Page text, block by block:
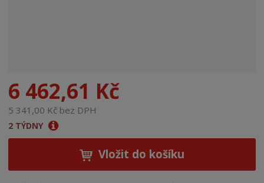
6 462,61 Kč
5 341,00 Kč bez DPH
2 TÝDNY
Vložit do košíku